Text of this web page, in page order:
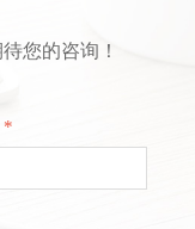
您的咨询！
*